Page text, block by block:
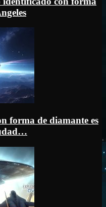
forma de diamante es